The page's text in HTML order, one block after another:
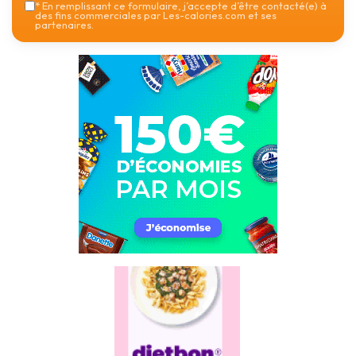
*En remplissant ce formulaire, j’accepte d’être contacté(e) à
des fins commerciales par Les-calories.com et ses
partenaires.